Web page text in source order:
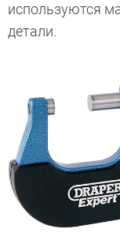
используются
детали.